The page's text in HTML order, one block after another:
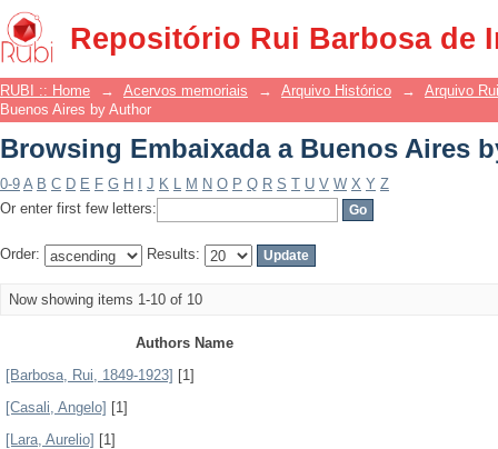
Repositório Rui Barbosa de
Browsing Embaixada a Buenos Aires
RUBI :: Home → Acervos memoriais → Arquivo Histórico →
Arquivo
Buenos Aires by Author
Browsing Embaixada a Buenos Aires
0-9 A B C D E F G H J K L M N O P Q R S T U V W X Y Z
Or enter first few letters:
Order: Results:
Now showing items 1-10 of 10
Authors Name
[Barbosa, Rui, 1849-1923] [1]
[Casali, Angelo] [1]
[Lara, Aurelio] [1]